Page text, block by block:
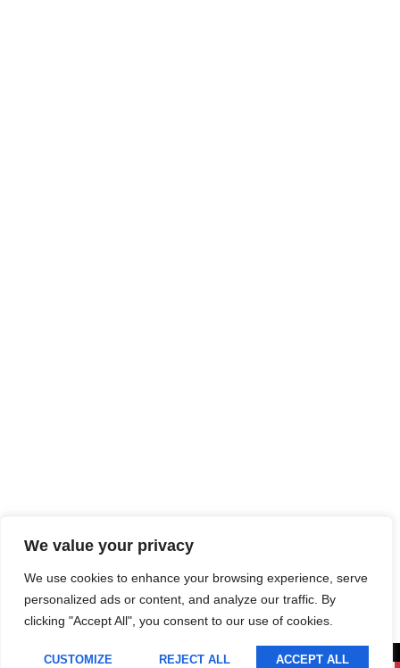
We value your privacy
We use cookies to enhance your browsing experience, serve
personalized ads or content, and analyze our traffic. By
clicking "Accept All", you consent to our use of cookies.
CUSTOMIZE REJECT ALL ACCEPT ALL